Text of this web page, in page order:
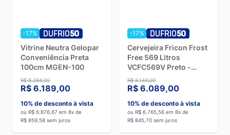
-17%
Vitrine Neutra Gelopar
Conveniência Preta
100cm MGEN-100
R$ 8.284,00
R$ 6.189,00
10% de desconto à vista
ou R$ 6.876,67 em 8x de
R$ 859,58 sem juros
-17%
Cervejeira Fricon Frost
Free 569 Litros
VCFC569V Preto -
220V
R$ 8.144,00
R$ 6.089,00
10% de desconto à vista
ou R$ 6.765,56 em 8x de
R$ 845,70 sem juros